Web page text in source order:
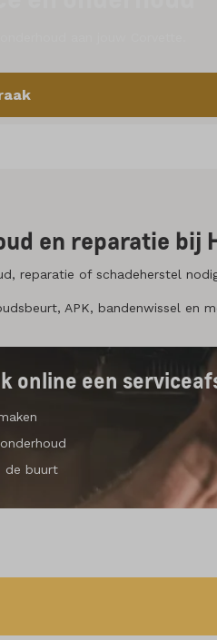
en reparatie bij
reparatie of schadeherstel
APK, bandenwissel en
online een
de buurt